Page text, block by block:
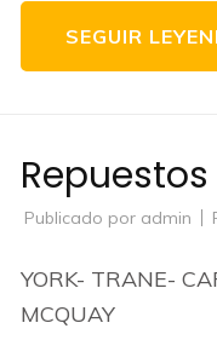
SEGUIR
Publicado por admin
YORK- TRANE-
MCQUAY